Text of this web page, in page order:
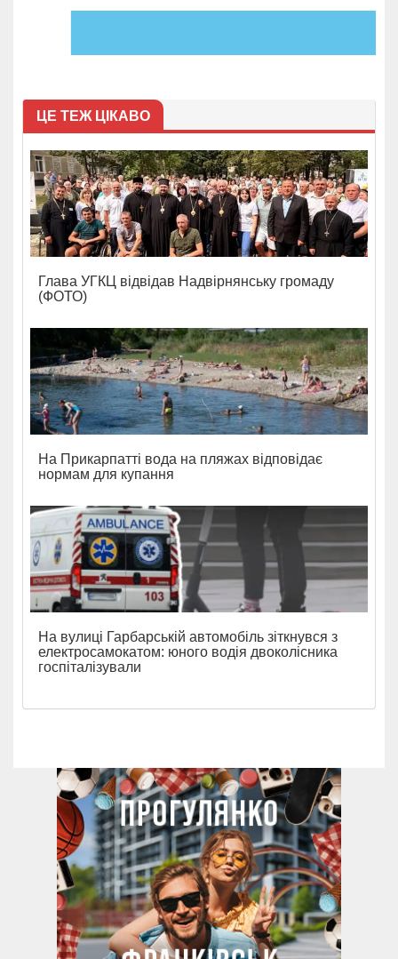
ЦЕ ТЕЖ ЦІКАВО
Глава УГКЦ відвідав Надвірнянську громаду
(ФОТО)
На Прикарпатті вода на пляжах відповідає
нормам для купання
На вулиці Гарбарській автомобіль зіткнувся з
електросамокатом: юного водія двоколісника
госпіталізували